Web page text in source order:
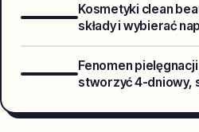
Kosmetyki clean
składy i wybierać
formuły?
Fenomen
stworzyć 4-dniowy,